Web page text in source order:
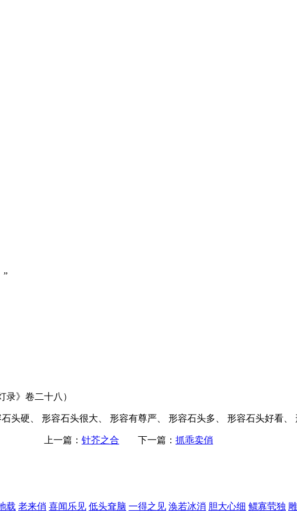
”
》卷二十八）
头硬、 形容石头很大、 形容有尊严、 形容石头多、 形容石头好看、
上一篇： 针芥之合 下一篇： 抓乖卖俏
载 老来俏 喜闻乐见 低头耷脑 一得之见 涣若冰消 胆大心细 鳏寡茕独